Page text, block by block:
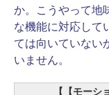
か。こうやって地
な機能に対応して
ては向いていない
いません。
【【モーシ